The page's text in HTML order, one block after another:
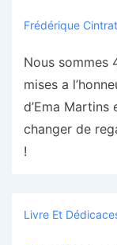
Frédérique Cintrat
Nous sommes
mises a
d’Ema
changer de
!
Livre Et